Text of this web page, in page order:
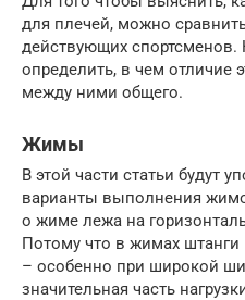
для плечей, можно
действующих спортсменов.
определить, в чем отличие
между ними общего.
Жимы
В этой части статьи будут
варианты выполнения
о жиме лежа на
Потому что в жимах штанги
– особенно при широкой
значительная часть